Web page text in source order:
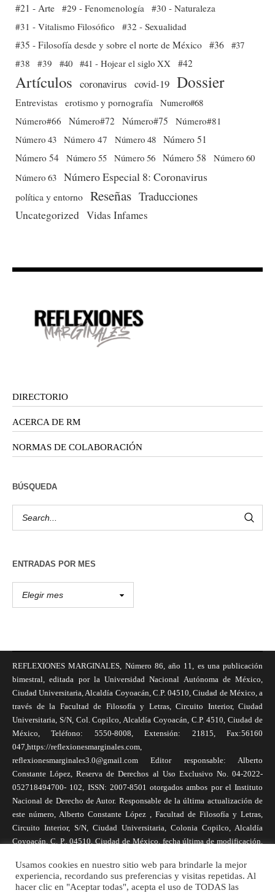
#21 - Arte #29 - Fenomenología
#30 - Naturaleza
#31 - Vitalismo Filosófico
#32 - Sexualidad
#35 - Filosofía desde y sobre el norte de México #36 #37
#38
#39 #40 #41 - Hojear el siglo XX #42
Artículos coronavirus covid-19 Dossier
Entrevistas erotismo y pornografía
Numero#68
Número#66
Número#72 Número#75
Número#81
Número 43 Número 47 Número 48 Número 51
Número 54 Número 55 Número 56 Número 58
Número 60
Número 63 Número Especial 8: Coronavirus
política y entorno Reseñas Traducciones
Uncategorized Vidas Infames
DIRECTORIO
ACERCA DE RM
NORMAS DE COLABORACIÓN
BÚSQUEDA
ENTRADAS POR MES
REFLEXIONES MARGINALES, Número 86, año 11, es una publicación
bimestral, editada por la Universidad Nacional Autónoma de México,
Ciudad Universitaria, Alcaldía Coyoacán, C.P. 04510, Ciudad de México, a
través de la Facultad de Filosofía y Letras, Circuito Interior, Ciudad
Universitaria, S/N, Col. Copilco, Alcaldía Coyoacán, C.P. 4510, Ciudad de
México, Teléfono: 5550-8008, Extensión: 21815, Fax:56160
047,https://reflexionesmarginales.com,
reflexionesmarginales3.0@gmail.com Editor responsable: Alberto
Constante López, Reserva de Derechos al Uso Exclusivo No. 04-2022-
052718494700- 102, ISSN: 2007-8501 otorgados ambos por el Instituto
Nacional de Derecho de Autor. Responsable de la última actualización de
este número, Alberto Constante López , Facultad de Filosofía y Letras,
Circuito Interior, S/N, Ciudad Universitaria, Colonia Copilco, Alcaldía
Coyoacán, C. P., 04510, Ciudad de México, fecha última de modificación,
necesariamente reflejan la postura de la revista, ni de Universidad Nacional
Autónoma de México. Los autores son responsables de los contenidos de
Usamos cookies en nuestro sitio web para brindarle la mejor
experiencia, recordando sus preferencias y visitas repetidas. Al
hacer clic en "Aceptar todas", acepta el uso de TODAS las